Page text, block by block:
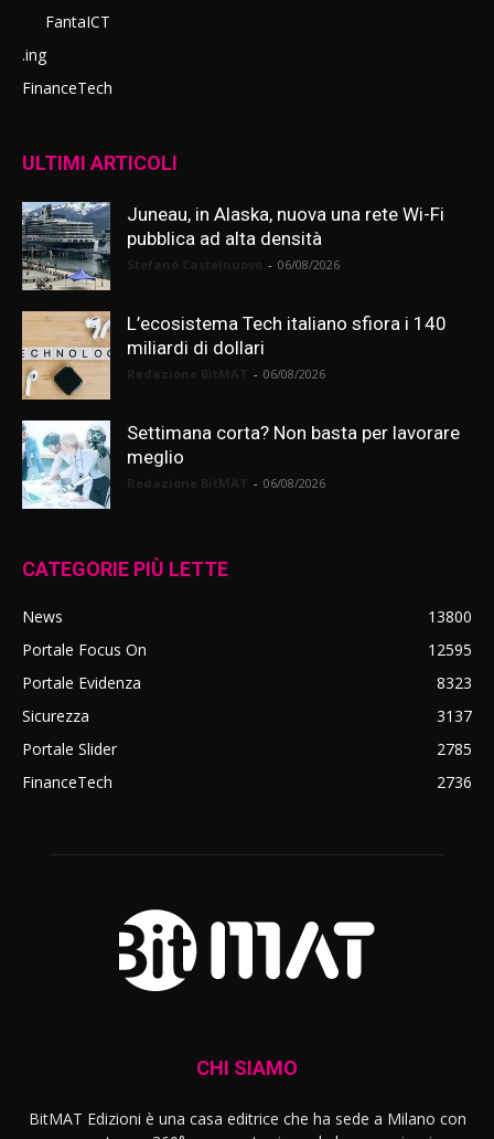
FantaICT
.ing
FinanceTech
ULTIMI ARTICOLI
Juneau, in Alaska, nuova una rete Wi-Fi
pubblica ad alta densità
- 06/08/2026
L’ecosistema Tech italiano sfiora i 140
miliardi di dollari
- 06/08/2026
Settimana corta? Non basta per lavorare
meglio
- 06/08/2026
CATEGORIE PIÙ LETTE
News
13800
Portale Focus On
12595
Portale Evidenza
8323
Sicurezza
3137
Portale Slider
2785
FinanceTech
2736
CHI SIAMO
BitMAT Edizioni è una casa editrice che ha sede a Milano con